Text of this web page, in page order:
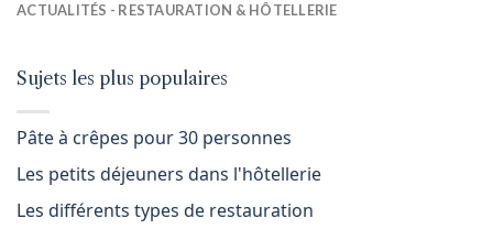
ACTUALITÉS - RESTAURATION & HÔTELLERIE
Sujets les plus populaires
Pâte à crêpes pour 30 personnes
Les petits déjeuners dans l'hôtellerie
Les différents types de restauration